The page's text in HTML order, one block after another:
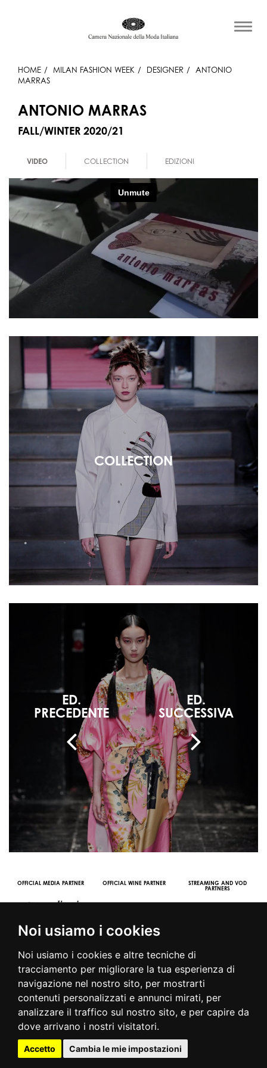
Noi usiamo i cookies
Noi usiamo i cookies e altre tecniche di
tracciamento per migliorare la tua esperienza di
navigazione nel nostro sito, per mostrarti
contenuti personalizzati e annunci mirati, per
analizzare il traffico sul nostro sito, e per capire da
dove arrivano i nostri visitatori.
Accetto Cambia le mie impostazioni
HOME MILAN FASHION WEEK DESIGNER
ANTONIO
MARRAS
ANTONIO MARRAS
FALL/WINTER 2020/21
VIDEO COLLECTION EDIZIONI
COLLECTION
ED.
PRECEDENTE
ED.
SUCCESSIVA
AND VOD
OOH STREAMING PARTNER VIDEO CHANNEL PARTNERS
© 2016 | PIAZZA DUOMO, 31 - 20122 MILANO - TEL +39.02.7771081
- FAX +39.02.77710850 -CAMERAMODA@CAMERAMODA.IT|APP
|PRIVACY POLICY|COOKIE POLICY